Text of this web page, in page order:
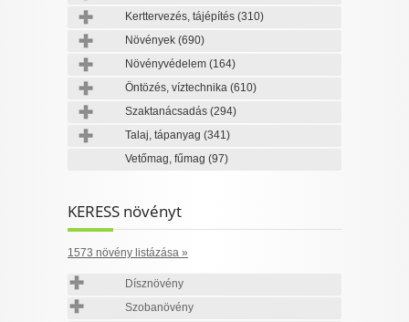
Kerttervezés, tájépítés (310)
Növények (690)
Növényvédelem (164)
Öntözés, víztechnika (610)
Szaktanácsadás (294)
Talaj, tápanyag (341)
Vetőmag, fűmag (97)
KERESS növényt
1573 növény listázása »
Dísznövény
Szobanövény